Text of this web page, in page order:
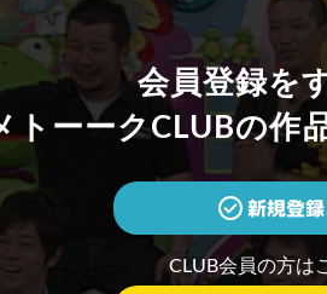
会員登録を
トーークCLUBの作
新規登録
CLUB会員の方は